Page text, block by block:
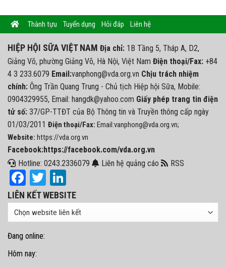
Thành tựu Tuyển dụng Hỏi đáp Liên hệ
HIỆP HỘI SỮA VIỆT NAM Địa chỉ: 1B Tầng 5, Tháp A, D2,
Giảng Võ, phường Giảng Võ, Hà Nội, Việt Nam Điện thoại/Fax: +84
4 3 233.6079 Email:vanphong@vda.org.vn Chịu trách nhiệm
chính: Ông Trần Quang Trung - Chủ tịch Hiệp hội Sữa, Mobile:
0904329955, Email: hangdk@yahoo.com Giấy phép trang tin điện
tử số: 37/GP-TTĐT của Bộ Thông tin và Truyền thông cấp ngày
01/03/2011 Điện thoại/Fax: Email:vanphong@vda.org.vn;
Website: https://vda.org.vn
Facebook:https://facebook.com/vda.org.vn
Hotline: 0243.2336079
Liên hệ quảng cáo RSS
Facebook
Twitter
LIÊN KẾT WEBSITE
Đang online:
Hôm nay: